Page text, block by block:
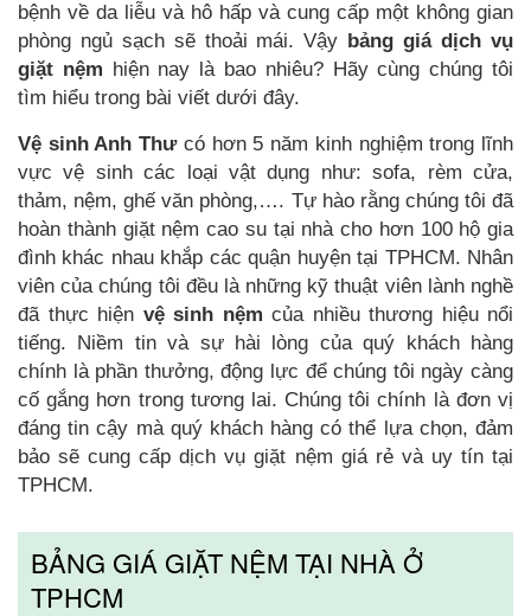
bệnh về da liễu và hô hấp và cung cấp một không gian
phòng ngủ sạch sẽ thoải mái. Vậy bảng giá dịch vụ
giặt nệm hiện nay là bao nhiêu? Hãy cùng chúng tôi
tìm hiểu trong bài viết dưới đây.
Vệ sinh Anh Thưcó hơn 5 năm kinh nghiệm trong lĩnh
vực vệ sinh các loại vật dụng như: sofa, rèm cửa,
thảm, nệm, ghế văn phòng,…. Tự hào rằng chúng tôi đã
hoàn thành giặt nệm cao su tại nhà cho hơn 100 hộ gia
đình khác nhau khắp các quận huyện tại TPHCM. Nhân
viên của chúng tôi đều là những kỹ thuật viên lành nghề
đã thực hiện vệ sinh nệm của nhiều thương hiệu nổi
tiếng. Niềm tin và sự hài lòng của quý khách hàng
chính là phần thưởng, động lực để chúng tôi ngày càng
cố gắng hơn trong tương lai. Chúng tôi chính là đơn vị
đáng tin cậy mà quý khách hàng có thể lựa chọn, đảm
bảo sẽ cung cấp dịch vụ giặt nệm giá rẻ và uy tín tại
TPHCM.
BẢNG GIÁ GIẶT NỆM TẠI NHÀ Ở
TPHCM